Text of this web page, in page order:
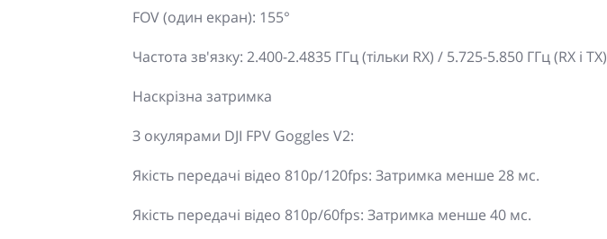
FOV (один екран): 155°
Частота зв'язку: 2.400-2.4835 ГГц (тільки RX) / 5.725-5.850 ГГц (RX і TX)
Наскрізна затримка
З окулярами DJI FPV Goggles V2:
Якість передачі відео 810p/120fps: Затримка менше 28 мс.
Якість передачі відео 810p/60fps: Затримка менше 40 мс.